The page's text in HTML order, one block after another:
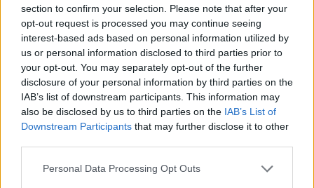
section to confirm your selection. Please note that after your
opt-out request is processed you may continue seeing
interest-based ads based on personal information utilized by
us or personal information disclosed to third parties prior to
your opt-out. You may separately opt-out of the further
disclosure of your personal information by third parties on the
IAB’s list of downstream participants. This information may
also be disclosed by us to third parties on the IAB’s List of
Downstream Participants that may further disclose it to other
Personal Data Processing Opt Outs
Teleskopi më i fuqishëm diellor
zbulon vorbullat që ndikojnë
në motin hapësinor dhe Tokë